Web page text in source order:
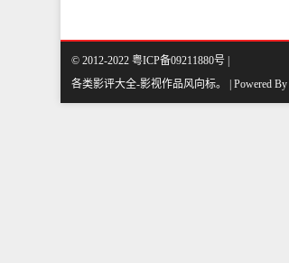
© 2012-2022 粤ICP备09211880号 |
各类影评大全-影视作品风向标。 | Powered By